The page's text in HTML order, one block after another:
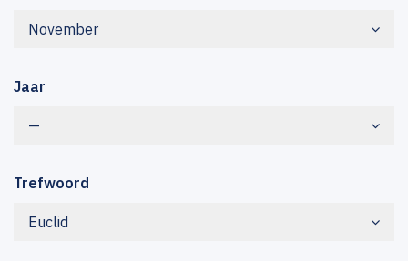
November
Jaar
—
Trefwoord
Euclid